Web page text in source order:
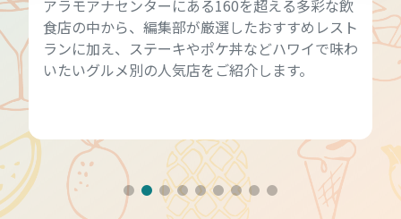
アラモアナセンターにある160を超える多彩な飲
食店の中から、編集部が厳選したおすすめレスト
ランに加え、ステーキやポケ丼などハワイで味わ
いたいグルメ別の人気店をご紹介します。